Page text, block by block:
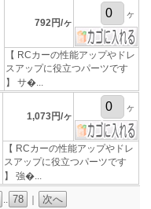
792円/ヶ
ヶ
【 RCカーの性能アップやドレ
スアップに役立つパーツです
】 サ�...
1,073円/ヶ
ヶ
【 RCカーの性能アップやドレ
スアップに役立つパーツです
】 強�...
.. 78 次へ